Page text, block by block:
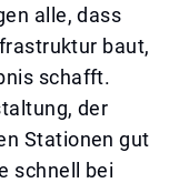
alle, dass
baut,
schafft.
der
Stationen gut
schnell bei